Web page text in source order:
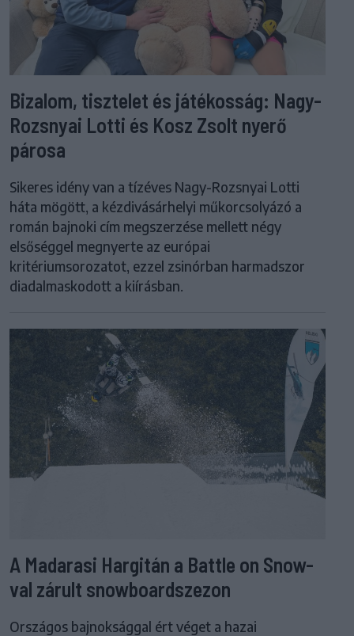
Bizalom, tisztelet és játékosság: Nagy-
Rozsnyai Lotti és Kosz Zsolt nyerő
párosa
Sikeres idény van a tízéves Nagy-Rozsnyai Lotti
háta mögött, a kézdivásárhelyi műkorcsolyázó a
román bajnoki cím megszerzése mellett négy
elsőséggel megnyerte az európai
kritériumsorozatot, ezzel zsinórban harmadszor
diadalmaskodott a kiírásban.
A Madarasi Hargitán a Battle on Snow-
val zárult snowboardszezon
Országos bajnoksággal ért véget a hazai